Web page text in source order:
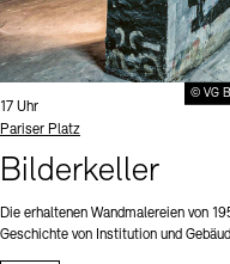
© VG
Uhrzeit:
17 Uhr
Standort
Pariser Platz
Bilderkeller
Die erhaltenen Wandmalereien von
Geschichte von Institution und